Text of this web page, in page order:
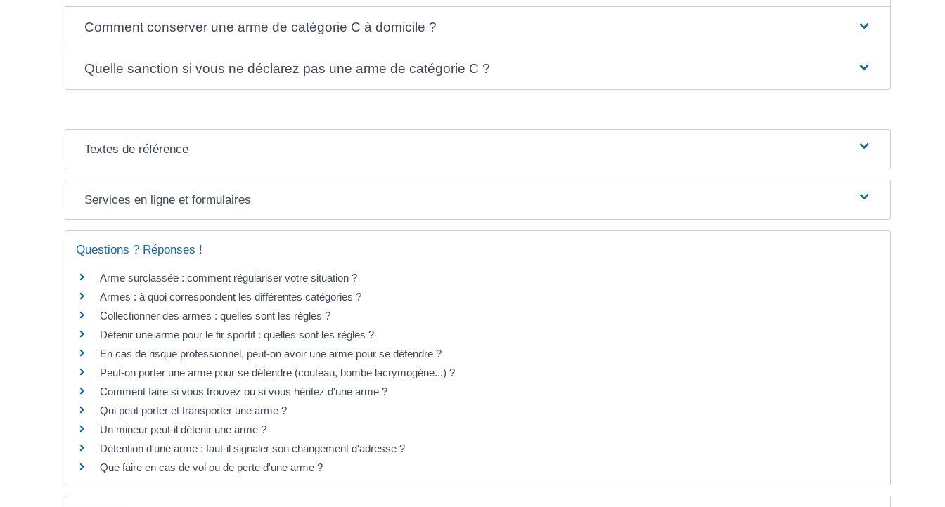
Comment conserver une arme de catégorie C à domicile ?
Quelle sanction si vous ne déclarez pas une arme de catégorie C ?
Textes de référence
Services en ligne et formulaires
Questions ? Réponses !
Arme surclassée : comment régulariser votre situation ?
Armes : à quoi correspondent les différentes catégories ?
Collectionner des armes : quelles sont les règles ?
Détenir une arme pour le tir sportif : quelles sont les règles ?
En cas de risque professionnel, peut-on avoir une arme pour se défendre ?
Peut-on porter une arme pour se défendre (couteau, bombe lacrymogène...) ?
Comment faire si vous trouvez ou si vous héritez d'une arme ?
Qui peut porter et transporter une arme ?
Un mineur peut-il détenir une arme ?
Détention d'une arme : faut-il signaler son changement d'adresse ?
Que faire en cas de vol ou de perte d'une arme ?